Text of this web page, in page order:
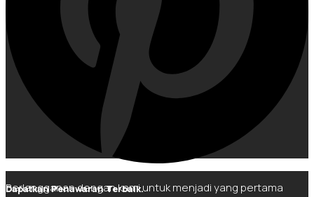
Dapatkan Penawaran Terbaik.
Berlangganan dengan kami untuk menjadi yang pertama